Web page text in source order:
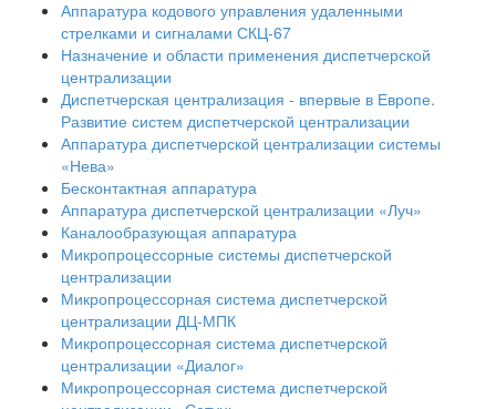
Аппаратура кодового управления удаленными
стрелками и сигналами СКЦ-67
Назначение и области применения диспетчерской
централизации
Диспетчерская централизация - впервые в Европе.
Развитие систем диспетчерской централизации
Аппаратура диспетчерской централизации системы
«Нева»
Бесконтактная аппаратура
Аппаратура диспетчерской централизации «Луч»
Каналообразующая аппаратура
Микропроцессорные системы диспетчерской
централизации
Микропроцессорная система диспетчерской
централизации ДЦ-МПК
Микропроцессорная система диспетчерской
централизации «Диалог»
Микропроцессорная система диспетчерской